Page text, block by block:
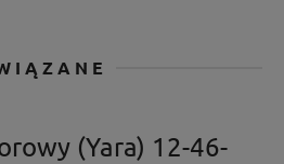
(Yara) 12-46-